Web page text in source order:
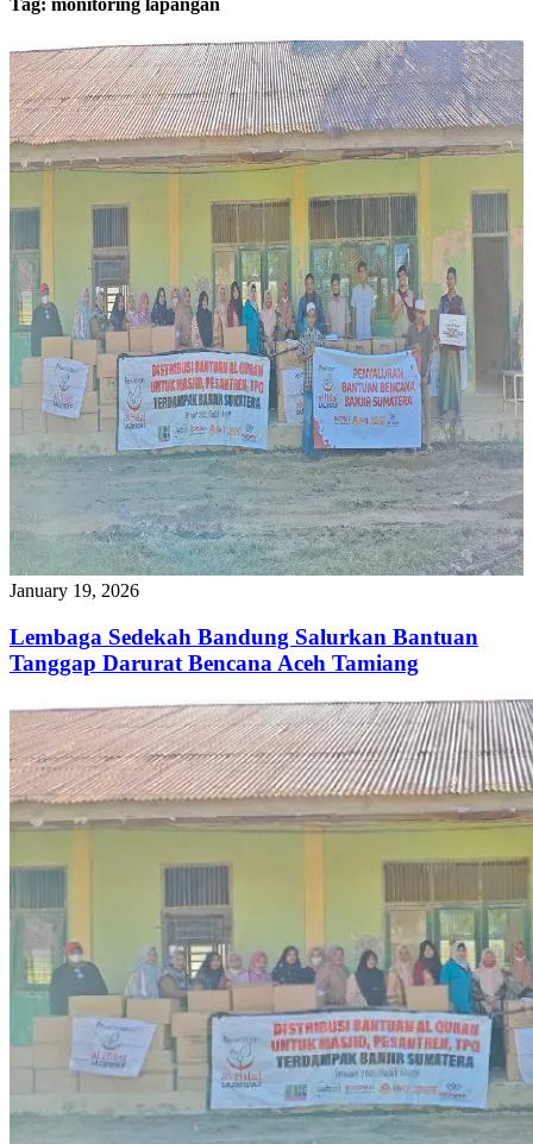
January 19, 2026
Lembaga Sedekah Bandung Salurkan Bantuan
Tanggap Darurat Bencana Aceh Tamiang